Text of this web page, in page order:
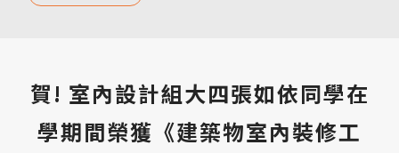
賀! 室內設計組大四張如依同學在
學期間榮獲《建築物室內裝修工